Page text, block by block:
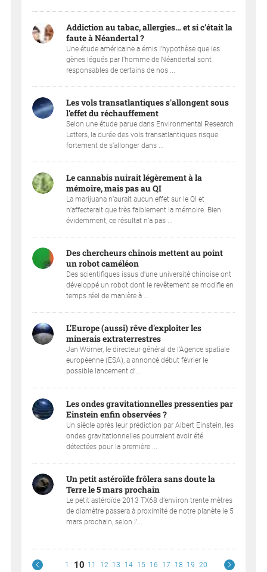
Addiction au tabac, allergies… et si c’était la
faute à Néandertal ?
Une étude américaine a émis l’hypothèse que les
gènes légués par l’homme de Néandertal sont
responsables de certains de nos ...
Les vols transatlantiques s'allongent sous
l'effet du réchauffement
Selon une étude parue dans Environmental Research
Letters, la durée des vols transatlantiques risque
fortement de s’allonger dans ...
Le cannabis nuirait légèrement à la
mémoire, mais pas au QI
La marijuana n’aurait aucun effet sur le QI et
n’affecterait que très faiblement la mémoire. Bien
évidemment, ce résultat n’a pas ...
Des chercheurs chinois mettent au point
un robot caméléon
Des scientifiques issus d’une université chinoise ont
développé un robot dont le revêtement se modifie en
temps réel de manière à ...
L'Europe (aussi) rêve d'exploiter les
minerais extraterrestres
Jan Wörner, le directeur général de l’Agence spatiale
européenne (ESA), a annoncé début février le
possible lancement d’...
Les ondes gravitationnelles pressenties par
Einstein enfin observées ?
Un siècle après leur prédiction par Albert Einstein, les
ondes gravitationnelles pourraient avoir été
détectées pour la première ...
Un petit astéroïde frôlera sans doute la
Terre le 5 mars prochain
Le petit astéroïde 2013 TX68 d’environ trente mètres
de diamètre passera à proximité de notre planète le 5
mars prochain, selon l’...
1 10 11 12 13 14 15 16 17 18 19 20